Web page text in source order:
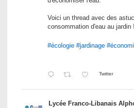
Voici un thread avec des
consommation d'eau au jardin
#écologie #jardinage
Twitter
Lycée Franco-Libanais